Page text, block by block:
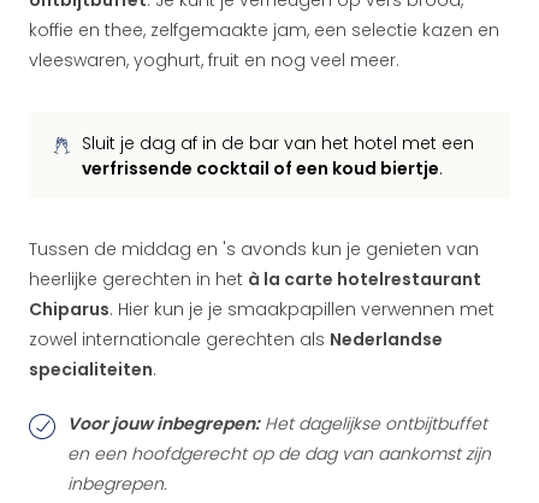
koffie en thee, zelfgemaakte jam, een selectie kazen en
vleeswaren, yoghurt, fruit en nog veel meer.
Sluit je dag af in de bar van het hotel met een
verfrissende cocktail of een koud biertje.
Tussen de middag en 's avonds kun je genieten van
heerlijke gerechten in het à la carte hotelrestaurant
Chiparus. Hier kun je je smaakpapillen verwennen met
zowel internationale gerechten als Nederlandse
specialiteiten.
Voor jouw inbegrepen:Het dagelijkse ontbijtbuffet
en een hoofdgerecht op de dag van aankomst zijn
inbegrepen.